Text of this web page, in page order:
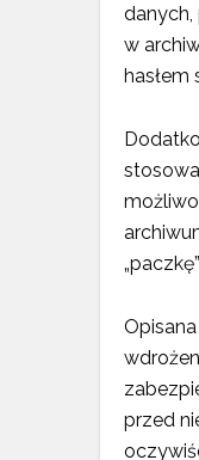
w
hasłem
przed